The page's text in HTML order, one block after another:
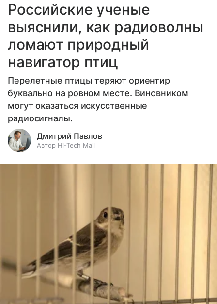
Российские ученые
выяснили, как радиоволны
ломают природный
навигатор птиц
Перелетные птицы теряют ориентир
буквально на ровном месте. Виновником
могут оказаться искусственные
радиосигналы.
Дмитрий Павлов
Автор Hi-Tech Mail